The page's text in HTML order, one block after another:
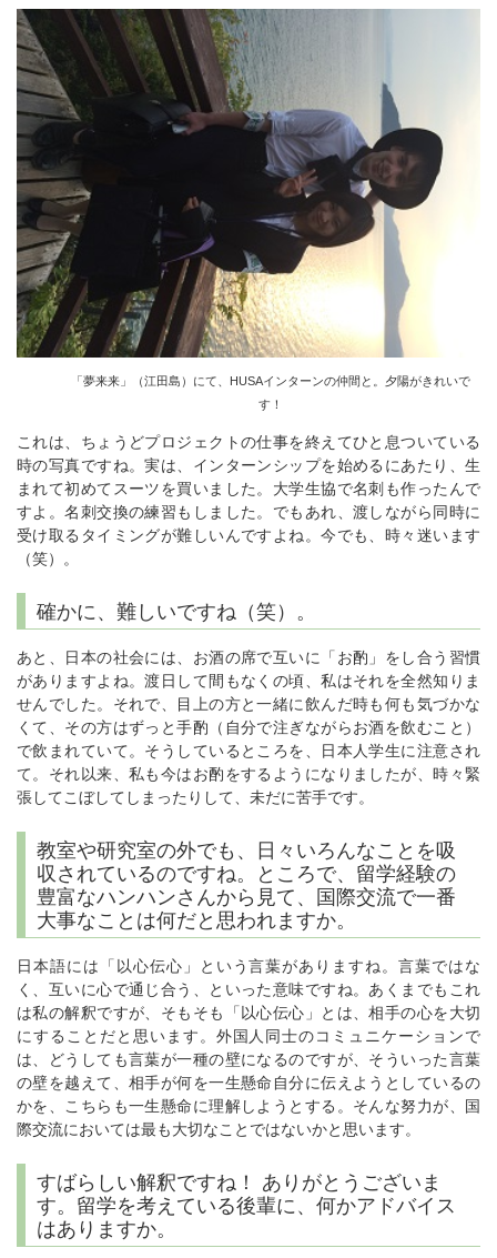
「夢来来」（江田島）にて、HUSAインターンの仲間と。夕陽がきれいで
す！
これは、ちょうどプロジェクトの仕事を終えてひと息ついている
時の写真ですね。実は、インターンシップを始めるにあたり、生
まれて初めてスーツを買いました。大学生協で名刺も作ったんで
すよ。名刺交換の練習もしました。でもあれ、渡しながら同時に
受け取るタイミングが難しいんですよね。今でも、時々迷います
（笑）。
確かに、難しいですね（笑）。
あと、日本の社会には、お酒の席で互いに「お酌」をし合う習慣
がありますよね。渡日して間もなくの頃、私はそれを全然知りま
せんでした。それで、目上の方と一緒に飲んだ時も何も気づかな
くて、その方はずっと手酌（自分で注ぎながらお酒を飲むこと）
で飲まれていて。そうしているところを、日本人学生に注意され
て。それ以来、私も今はお酌をするようになりましたが、時々緊
張してこぼしてしまったりして、未だに苦手です。
教室や研究室の外でも、日々いろんなことを吸
収されているのですね。ところで、留学経験の
豊富なハンハンさんから見て、国際交流で一番
大事なことは何だと思われますか。
日本語には「以心伝心」という言葉がありますね。言葉ではな
く、互いに心で通じ合う、といった意味ですね。あくまでもこれ
は私の解釈ですが、そもそも「以心伝心」とは、相手の心を大切
にすることだと思います。外国人同士のコミュニケーションで
は、どうしても言葉が一種の壁になるのですが、そういった言葉
の壁を越えて、相手が何を一生懸命自分に伝えようとしているの
かを、こちらも一生懸命に理解しようとする。そんな努力が、国
際交流においては最も大切なことではないかと思います。
すばらしい解釈ですね！ ありがとうございま
す。留学を考えている後輩に、何かアドバイス
はありますか。